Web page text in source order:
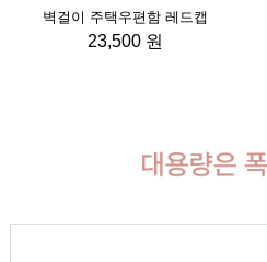
벽걸이 주택우편함 레드캡
23,500 원